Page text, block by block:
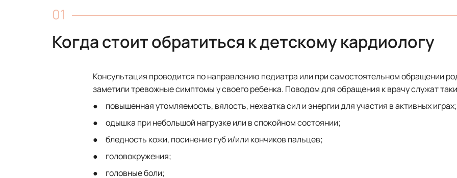
Когда стоит обратиться к детскому кардиологу
Консультация проводится по направлению педиатра или при самостоятельном обращении
заметили тревожные симптомы у своего ребенка. Поводом для обращения к врачу служат
● повышенная утомляемость, вялость, нехватка сил и энергии для участия в активных играх;
● одышка при небольшой нагрузке или в спокойном состоянии;
● бледность кожи, посинение губ и/или кончиков пальцев;
● головокружения;
● головные боли;